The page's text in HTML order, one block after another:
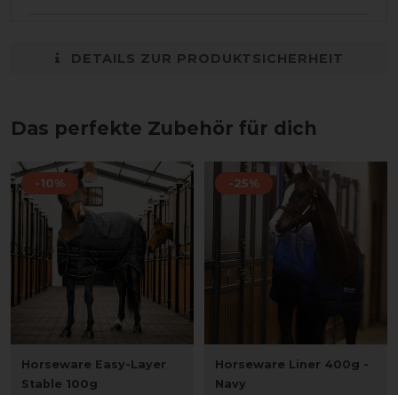
DETAILS ZUR PRODUKTSICHERHEIT
Das perfekte Zubehör für dich
-10%
Horseware Easy-Layer
Stable 100g
-25%
Horseware Liner 400g -
Navy